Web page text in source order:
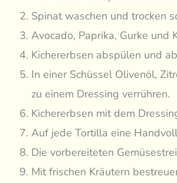
Spinat waschen und trocken
Avocado, Paprika, Gurke und
Kichererbsen abspülen und
In einer Schüssel Olivenöl,
zu einem Dressing verrühren.
Kichererbsen mit dem
Auf jede Tortilla eine
Die vorbereiteten
Mit frischen Kräutern